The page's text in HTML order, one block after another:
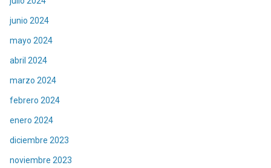
junio 2024
mayo 2024
abril 2024
marzo 2024
febrero 2024
enero 2024
diciembre 2023
noviembre 2023